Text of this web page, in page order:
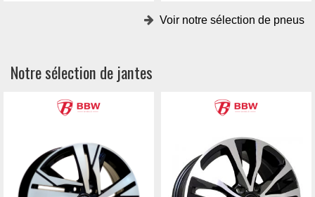
Voir notre sélection de pneus
Notre sélection de jantes